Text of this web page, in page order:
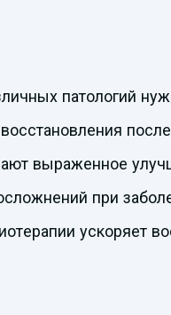
патологий
выраженное
при
ускоряет